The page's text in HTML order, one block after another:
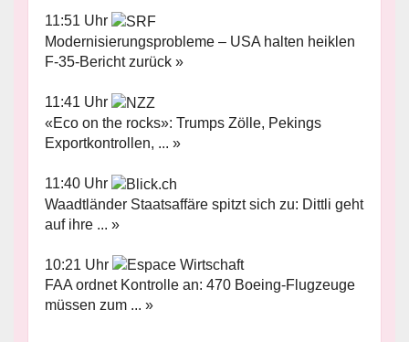
11:51 Uhr
Modernisierungsprobleme – USA halten heiklen
F-35-Bericht zurück »
11:41 Uhr
«Eco on the rocks»: Trumps Zölle, Pekings
Exportkontrollen, ... »
11:40 Uhr
Waadtländer Staatsaffäre spitzt sich zu: Dittli geht
auf ihre ... »
10:21 Uhr
FAA ordnet Kontrolle an: 470 Boeing-Flugzeuge
müssen zum ... »